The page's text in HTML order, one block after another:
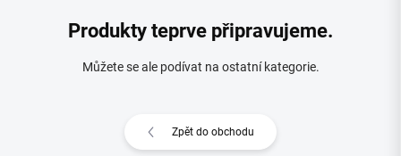
Produkty teprve připravujeme.
Můžete se ale podívat na ostatní kategorie.
Zpět do obchodu